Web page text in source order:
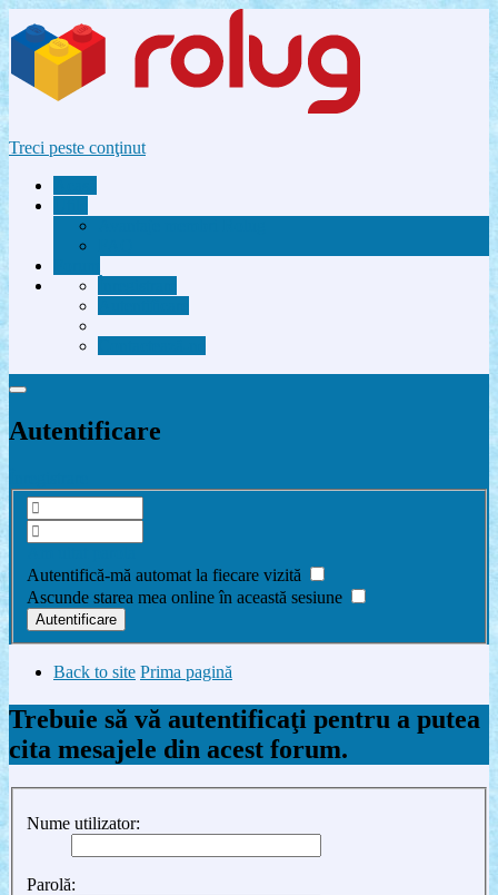
Treci peste conţinut
Autentificare
Autentifică-mă automat la fiecare vizită
Ascunde starea mea online în această sesiune
Back to site Prima pagină
Trebuie să vă autentificaţi pentru a putea
cita mesajele din acest forum.
Nume utilizator:
Parolă: